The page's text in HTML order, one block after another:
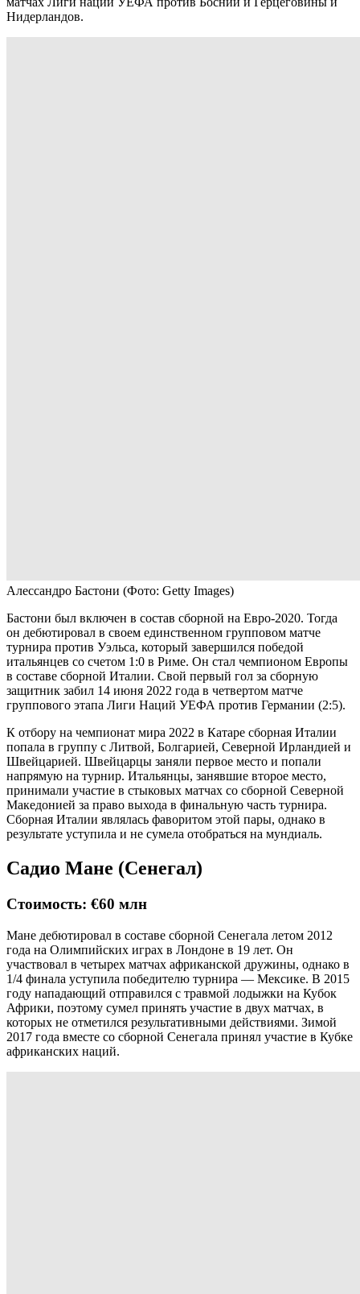
Нидерландов.
Алессандро Бастони (Фото: Getty Images)
Бастони был включен в состав сборной на Евро-2020. Тогда
он дебютировал в своем единственном групповом матче
турнира против Уэльса, который завершился победой
итальянцев со счетом 1:0 в Риме. Он стал чемпионом Европы
в составе сборной Италии. Свой первый гол за сборную
защитник забил 14 июня 2022 года в четвертом матче
группового этапа Лиги Наций УЕФА против Германии (2:5).
К отбору на чемпионат мира 2022 в Катаре сборная Италии
попала в группу с Литвой, Болгарией, Северной Ирландией и
Швейцарией. Швейцарцы заняли первое место и попали
напрямую на турнир. Итальянцы, занявшие второе место,
принимали участие в стыковых матчах со сборной Северной
Македонией за право выхода в финальную часть турнира.
Сборная Италии являлась фаворитом этой пары, однако в
результате уступила и не сумела отобраться на мундиаль.
Садио Мане (Сенегал)
Стоимость: €60 млн
Мане дебютировал в составе сборной Сенегала летом 2012
года на Олимпийских играх в Лондоне в 19 лет. Он
участвовал в четырех матчах африканской дружины, однако в
1/4 финала уступила победителю турнира — Мексике. В 2015
году нападающий отправился с травмой лодыжки на Кубок
Африки, поэтому сумел принять участие в двух матчах, в
которых не отметился результативными действиями. Зимой
2017 года вместе со сборной Сенегала принял участие в Кубке
африканских наций.